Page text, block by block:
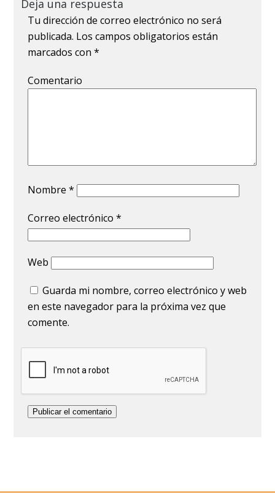
Deja una respuesta
Tu dirección de correo electrónico no será
publicada. Los campos obligatorios están
marcados con*
Comentario
Nombre*
Correo electrónico*
Web
Guarda mi nombre, correo electrónico y web
en este navegador para la próxima vez que
comente.